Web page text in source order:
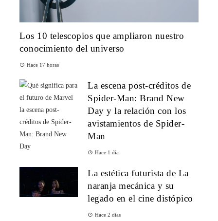
Los 10 telescopios que ampliaron nuestro
conocimiento del universo
Hace 17 horas
La escena post-créditos de
Spider-Man: Brand New
Day y la relación con los
avistamientos de Spider-
Man
Hace 1 día
La estética futurista de La
naranja mecánica y su
legado en el cine distópico
Hace 2 días